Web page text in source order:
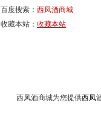
百度搜索： 西凤酒商城
收藏本站： 收藏本站
西凤酒商城为您提供西凤